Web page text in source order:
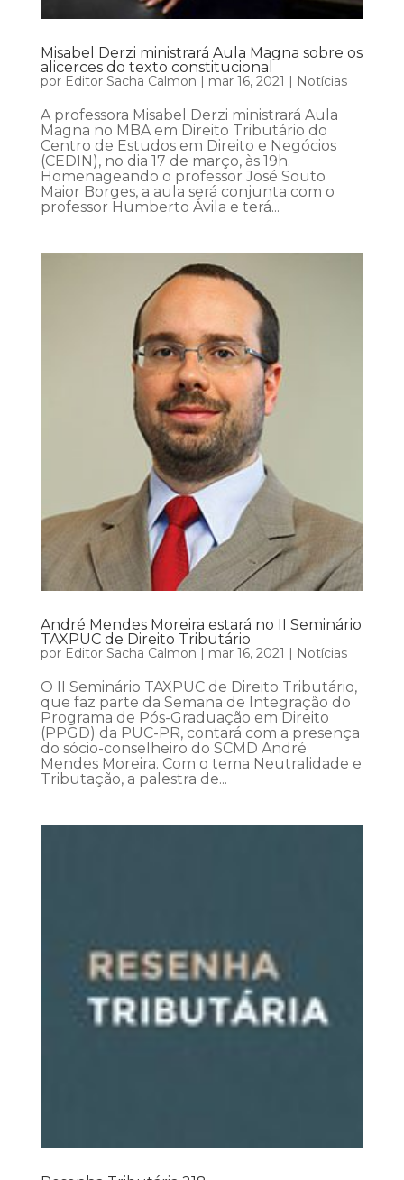
Misabel Derzi ministrará Aula Magna sobre os
alicerces do texto constitucional
por Editor Sacha Calmon | mar 16, 2021 | Notícias
A professora Misabel Derzi ministrará Aula
Magna no MBA em Direito Tributário do
Centro de Estudos em Direito e Negócios
(CEDIN), no dia 17 de março, às 19h.
Homenageando o professor José Souto
Maior Borges, a aula será conjunta com o
professor Humberto Ávila e terá...
André Mendes Moreira estará no II Seminário
TAXPUC de Direito Tributário
por Editor Sacha Calmon mar 16, 2021 Notícias
O II Seminário TAXPUC de Direito Tributário,
que faz parte da Semana de Integração do
Programa de Pós-Graduação em Direito
(PPGD) da PUC-PR, contará com a presença
do sócio-conselheiro do SCMD André
Mendes Moreira. Com o tema Neutralidade e
Tributação, a palestra de...